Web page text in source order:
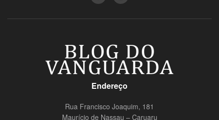
Endereço
Rua Francisco Joaquim, 181
Maurício de Nassau – Caruaru